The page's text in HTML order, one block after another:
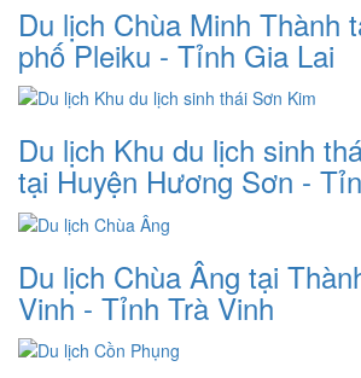
Du lịch Chùa Minh Thành
phố Pleiku - Tỉnh Gia Lai
Du lịch Khu du lịch sinh
tại Huyện Hương Sơn -
Du lịch Chùa Âng tại
Vinh - Tỉnh Trà Vinh